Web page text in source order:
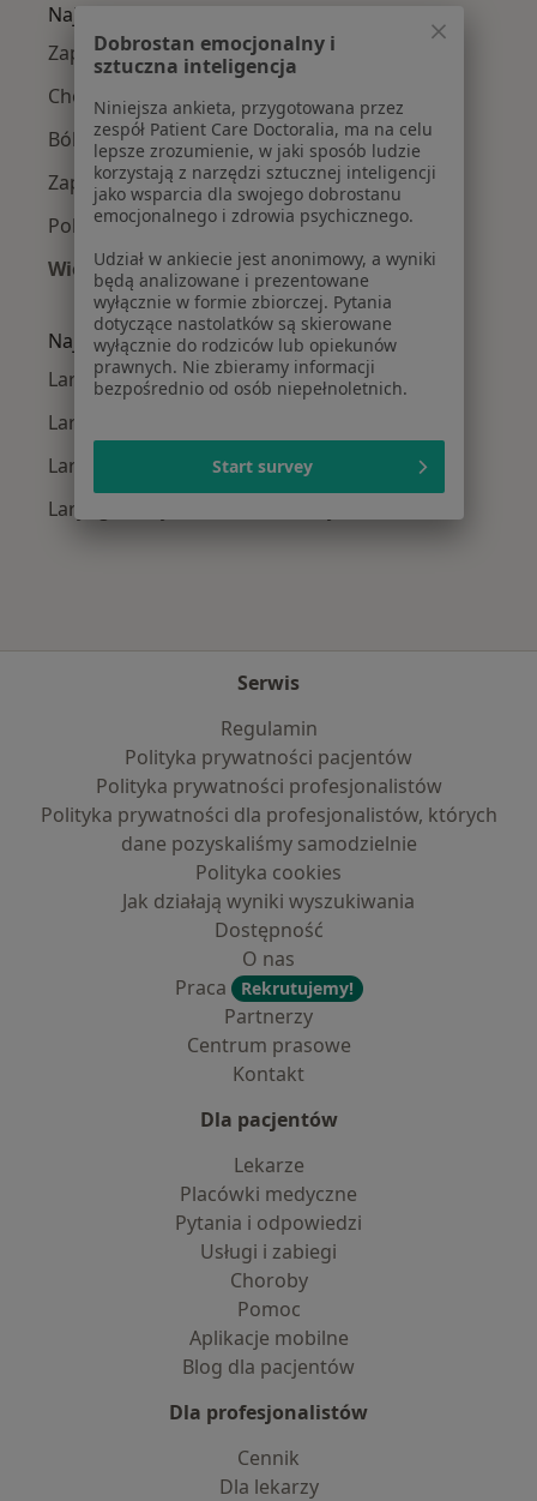
Najczęście leczone choroby
Zapalenie ucha w Gdańsku
Choroby laryngologiczne w Gdańsku
Ból zatok w Gdańsku
Zapalenie zatok w Gdańsku
Polipy nosa w Gdańsku
Więcej (15)
Więcej w kategorii: Najczęście leczone
Najpopularniejsze ubezpieczenia
Laryngolodzy z Medicover w Gdańsku
Laryngolodzy z Allianz w Gdańsku
Laryngolodzy z INTER Polska w Gdańsku
Laryngolodzy z SKOK Asekuracja w Gdańsku
Serwis
Regulamin
Polityka prywatności pacjentów
Polityka prywatności profesjonalistów
Polityka prywatności dla profesjonalistów, których
dane pozyskaliśmy samodzielnie
Polityka cookies
Jak działają wyniki wyszukiwania
Dostępność
O nas
Praca
Rekrutujemy!
Partnerzy
Centrum prasowe
Kontakt
Dla pacjentów
Lekarze
Placówki medyczne
Pytania i odpowiedzi
Usługi i zabiegi
Choroby
Pomoc
Aplikacje mobilne
Blog dla pacjentów
Dla profesjonalistów
Cennik
Dla lekarzy
Dobrostan emocjonalny i
sztuczna inteligencja
Niniejsza ankieta, przygotowana przez
zespół Patient Care Doctoralia, ma na celu
lepsze zrozumienie, w jaki sposób ludzie
korzystają z narzędzi sztucznej inteligencji
jako wsparcia dla swojego dobrostanu
emocjonalnego i zdrowia psychicznego.
Udział w ankiecie jest anonimowy, a wyniki
będą analizowane i prezentowane
wyłącznie w formie zbiorczej. Pytania
dotyczące nastolatków są skierowane
wyłącznie do rodziców lub opiekunów
prawnych. Nie zbieramy informacji
bezpośrednio od osób niepełnoletnich.
Start survey